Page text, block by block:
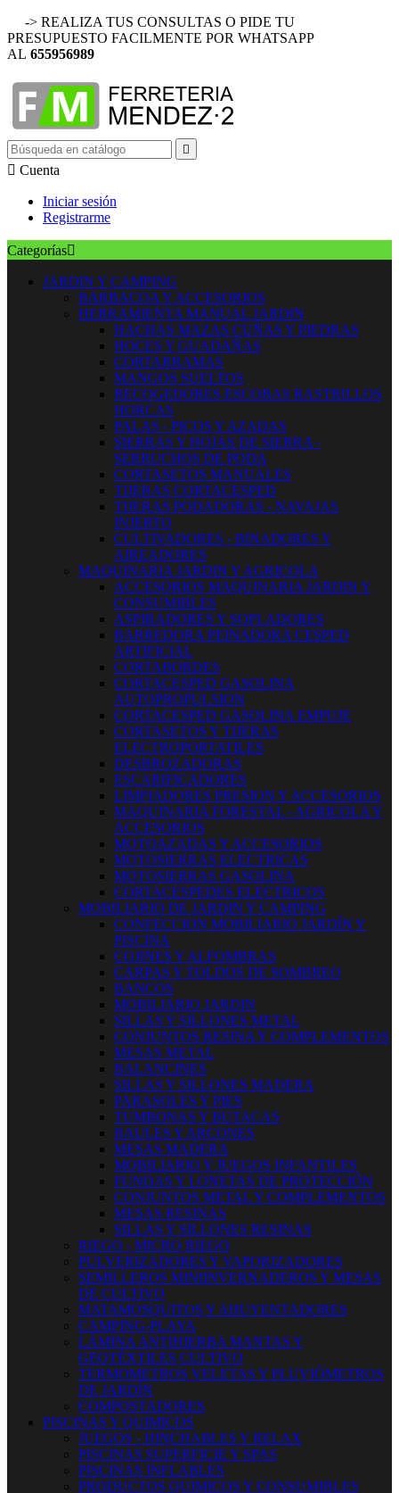
-> REALIZA TUS CONSULTAS O PIDE TU
PRESUPUESTO FACILMENTE POR WHATSAPP
AL 655956989

 Cuenta
Iniciar sesión
Registrarme
Categorías
JARDIN Y CAMPING
BARBACOA Y ACCESORIOS
HERRAMIENTA MANUAL JARDIN
HACHAS MAZAS CUÑAS Y PIEDRAS
HOCES Y GUADAÑAS
CORTARRAMAS
MANGOS SUELTOS
RECOGEDORES ESCOBAS RASTRILLOS
HORCAS
PALAS - PICOS Y AZADAS
SIERRAS Y HOJAS DE SIERRA -
SERRUCHOS DE PODA
CORTASETOS MANUALES
TIJERAS CORTACESPED
TIJERAS PODADORAS - NAVAJAS
INJERTO
CULTIVADORES - BINADORES Y
AIREADORES
MAQUINARIA JARDIN Y AGRICOLA
ACCESORIOS MAQUINARIA JARDIN Y
CONSUMIBLES
ASPIRADORES Y SOPLADORES
BARREDORA PEINADORA CESPED
ARTIFICIAL
CORTABORDES
CORTACESPED GASOLINA
AUTOPROPULSION
CORTACESPED GASOLINA EMPUJE
CORTASETOS Y TIJERAS
ELECTROPORTATILES
DESBROZADORAS
ESCARIFICADORES
LIMPIADORES PRESION Y ACCESORIOS
MAQUINARIA FORESTAL - AGRICOLA Y
ACCESORIOS
MOTOAZADAS Y ACCESORIOS
MOTOSIERRAS ELECTRICAS
MOTOSIERRAS GASOLINA
CORTACESPEDES ELECTRICOS
MOBILIARIO DE JARDIN Y CAMPING
CONFECCION MOBILIARIO JARDÍN Y
PISCINA
COJINES Y ALFOMBRAS
CARPAS Y TOLDOS DE SOMBREO
BANCOS
MOBILIARIO JARDIN
SILLAS Y SILLONES METAL
CONJUNTOS RESINA Y COMPLEMENTOS
MESAS METAL
BALANCINES
SILLAS Y SILLONES MADERA
PARASOLES Y PIES
TUMBONAS Y BUTACAS
BAULES Y ARCONES
MESAS MADERA
MOBILIARIO Y JUEGOS INFANTILES
FUNDAS Y LONETAS DE PROTECCIÓN
CONJUNTOS METAL Y COMPLEMENTOS
MESAS RESINAS
SILLAS Y SILLONES RESINAS
RIEGO - MICRO RIEGO
PULVERIZADORES Y VAPORIZADORES
SEMILLEROS MINIINVERNADEROS Y MESAS
DE CULTIVO
MATAMOSQUITOS Y AHUYENTADORES
CAMPING-PLAYA
LÁMINA ANTIHIERBA MANTAS Y
GEOTÉXTILES CULTIVO
TERMOMETROS VELETAS Y PLUVIÓMETROS
DE JARDÍN
COMPOSTADORES
PISCINAS Y QUIMICOS
JUEGOS - HINCHABLES Y RELAX
PISCINAS SUPERFICIE Y SPAS
PISCINAS INFLABLES
PRODUCTOS QUIMICOS Y CONSUMIBLES